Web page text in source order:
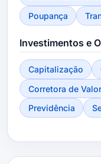
Poupança
Investimentos e
Capitalização
Corretora de
Previdência